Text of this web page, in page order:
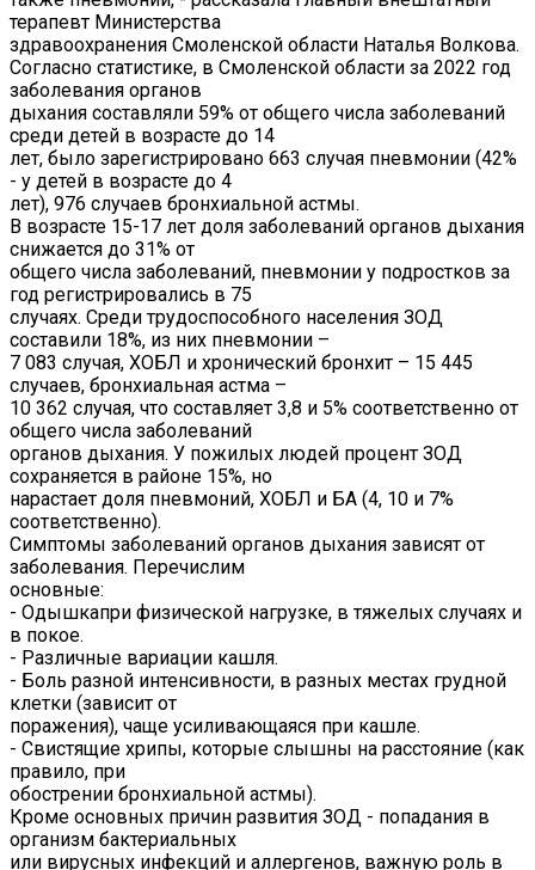
терапевт Министерства
здравоохранения Смоленской области Наталья Волкова.
Согласно статистике, в Смоленской области за 2022 год
заболевания органов
дыхания составляли 59% от общего числа заболеваний
среди детей в возрасте до 14
лет, было зарегистрировано 663 случая пневмонии (42%
- у детей в возрасте до 4
лет), 976 случаев бронхиальной астмы.
В возрасте 15-17 лет доля заболеваний органов дыхания
снижается до 31% от
общего числа заболеваний, пневмонии у подростков за
год регистрировались в 75
случаях. Среди трудоспособного населения ЗОД
составили 18%, из них пневмонии –
7 083 случая, ХОБЛ и хронический бронхит – 15 445
случаев, бронхиальная астма –
10 362 случая, что составляет 3,8 и 5% соответственно от
общего числа заболеваний
органов дыхания. У пожилых людей процент ЗОД
сохраняется в районе 15%, но
нарастает доля пневмоний, ХОБЛ и БА (4, 10 и 7%
соответственно).
Симптомы заболеваний органов дыхания зависят от
заболевания. Перечислим
основные:
- Одышкапри физической нагрузке, в тяжелых случаях и
в покое.
- Различные вариации кашля.
- Боль разной интенсивности, в разных местах грудной
клетки (зависит от
поражения), чаще усиливающаяся при кашле.
- Свистящие хрипы, которые слышны на расстояние (как
правило, при
обострении бронхиальной астмы).
Кроме основных причин развития ЗОД - попадания в
организм бактериальных
или вирусных инфекций и аллергенов, важную роль в